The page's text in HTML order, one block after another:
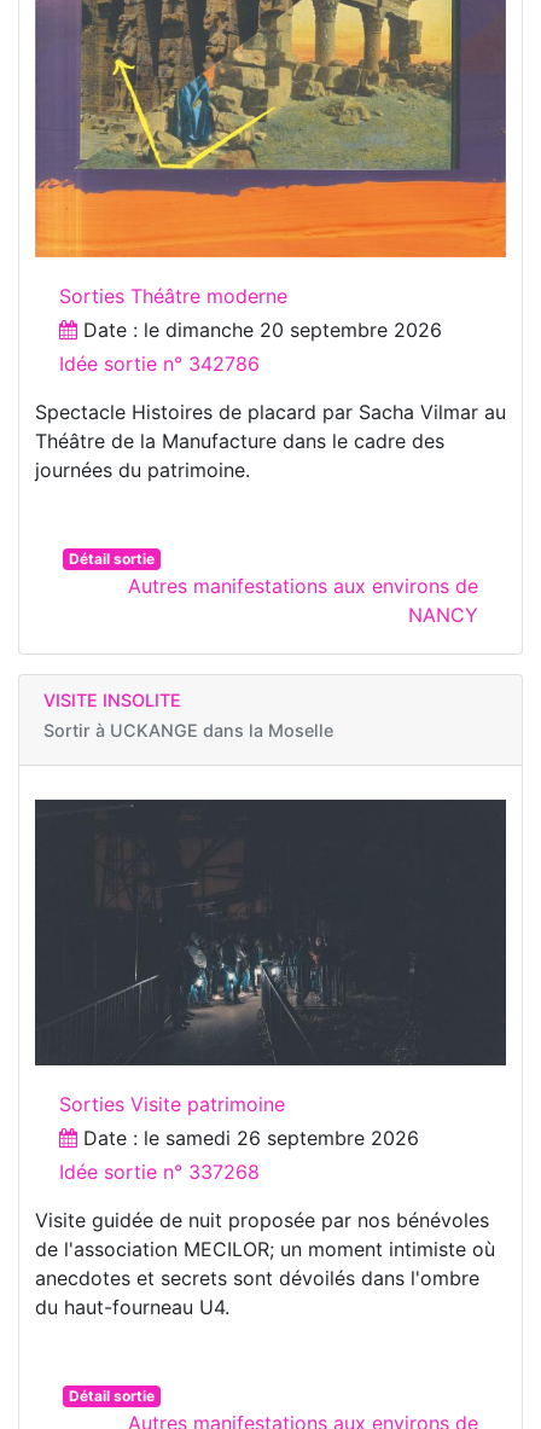
Sorties Théâtre moderne
Date : le dimanche 20 septembre 2026
Idée sortie n° 342786
Spectacle Histoires de placard par Sacha Vilmar au
Théâtre de la Manufacture dans le cadre des
journées du patrimoine.
Détail sortie
Autres manifestations aux environs de
NANCY
VISITE INSOLITE
Sortir à UCKANGE dans la Moselle
Sorties Visite patrimoine
Date : le samedi 26 septembre 2026
Idée sortie n° 337268
Visite guidée de nuit proposée par nos bénévoles
de l'association MECILOR; un moment intimiste où
anecdotes et secrets sont dévoilés dans l'ombre
du haut-fourneau U4.
Détail sortie
Autres manifestations aux environs de